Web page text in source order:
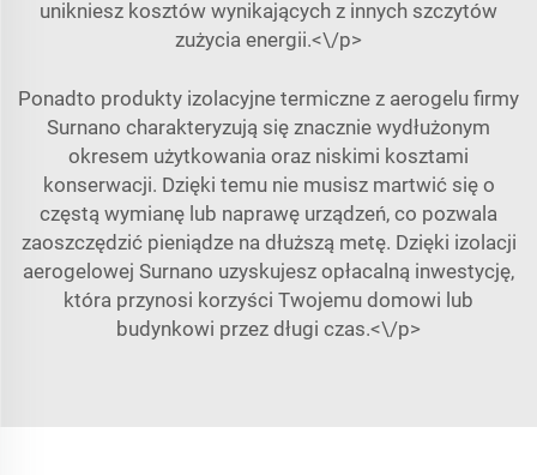
unikniesz kosztów wynikających z innych szczytów
zużycia energii.<\/p>
Ponadto produkty izolacyjne termiczne z aerogelu firmy
Surnano charakteryzują się znacznie wydłużonym
okresem użytkowania oraz niskimi kosztami
konserwacji. Dzięki temu nie musisz martwić się o
częstą wymianę lub naprawę urządzeń, co pozwala
zaoszczędzić pieniądze na dłuższą metę. Dzięki izolacji
aerogelowej Surnano uzyskujesz opłacalną inwestycję,
która przynosi korzyści Twojemu domowi lub
budynkowi przez długi czas.<\/p>